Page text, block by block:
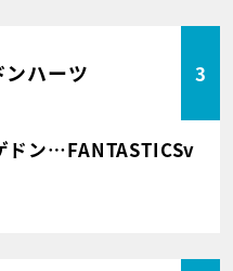
ンハーツ 3
ドン…FANTASTICSv